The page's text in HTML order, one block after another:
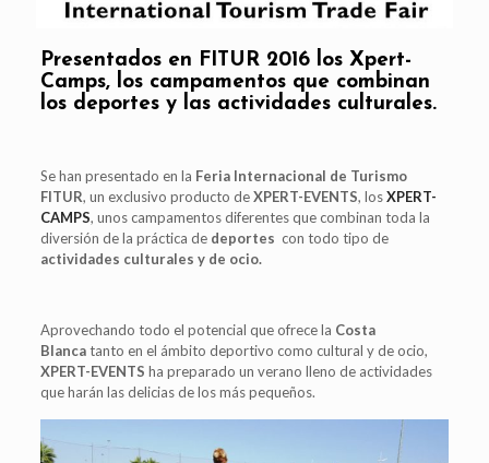
Presentados en FITUR 2016los Xpert-
Camps, los campamentos que combinan
los deportes y las actividades culturales.
Se han presentado en la Feria Internacional de Turismo
FITUR, un exclusivo producto deXPERT-EVENTS, losXPERT-
CAMPS, unos campamentos diferentes que combinan toda la
diversión de la práctica de deportes con todo tipo de
actividades culturales y de ocio.
Aprovechando todo el potencial que ofrece la Costa
Blancatanto en el ámbito deportivo como cultural y de ocio,
XPERT-EVENTS ha preparado un verano lleno de actividades
que harán las delicias de los más pequeños.